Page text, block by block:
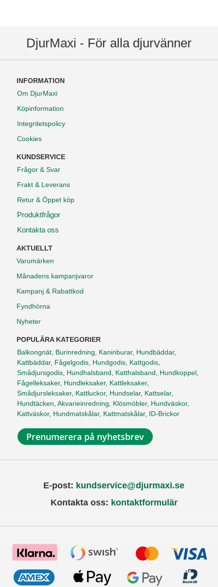
DjurMaxi - För alla djurvänner
INFORMATION
Om DjurMaxi
Köpinformation
Integritetspolicy
Cookies
KUNDSERVICE
Frågor & Svar
Frakt & Leverans
Retur & Öppet köp
Produktfrågor
Kontakta oss
AKTUELLT
Varumärken
Månadens kampanjvaror
Kampanj & Rabattkod
Fyndhörna
Nyheter
POPULÄRA KATEGORIER
Balkongnät, Burinredning, Kaninburar, Hundbäddar,
Kattbäddar, Fågelgodis, Hundgodis, Kattgodis,
Smådjursgodis, Hundhalsband, Katthalsband, Hundkoppel,
Fågelleksaker, Hundleksaker, Kattleksaker,
Smådjursleksaker, Kattluckor, Hundselar, Kattselar,
Hundtäcken, Akvarieinredning, Klösmöbler, Hundväskor,
Kattväskor, Hundmatskålar, Kattmatskålar, ID-Brickor
Prenumerera på nyhetsbrev
E-post: kundservice@djurmaxi.se
Kontakta oss: kontaktformulär